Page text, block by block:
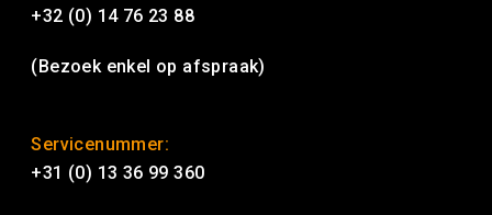
+32 (0) 14 76 23 88
(Bezoek enkel op afspraak)
Servicenummer:
+31 (0) 13 36 99 360